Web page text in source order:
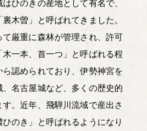
ひのきの産地として有名で、
木曽」と呼ばれてきました。
厳重に森林が管理され、許可
一本、首一つ」と呼ばれる程
認められており、伊勢神宮を
名古屋城など、多くの歴史的
。近年、飛騨川流域で産出さ
のき」と呼ばれるようになり